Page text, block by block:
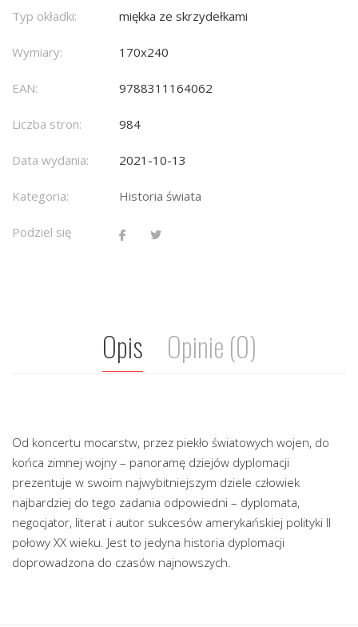
Typ okładki: miękka ze skrzydełkami
Wymiary: 170x240
EAN: 9788311164062
Liczba stron: 984
Data wydania: 2021-10-13
Kategoria: Historia świata
Podziel się
Opis Opinie (0)
Od koncertu mocarstw, przez piekło światowych wojen, do
końca zimnej wojny – panoramę dziejów dyplomacji
prezentuje w swoim najwybitniejszym dziele człowiek
najbardziej do tego zadania odpowiedni – dyplomata,
negocjator, literat i autor sukcesów amerykańskiej polityki II
połowy XX wieku. Jest to jedyna historia dyplomacji
doprowadzona do czasów najnowszych.